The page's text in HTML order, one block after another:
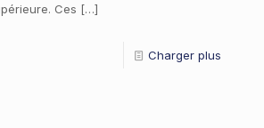
Ces […]
Charger plus